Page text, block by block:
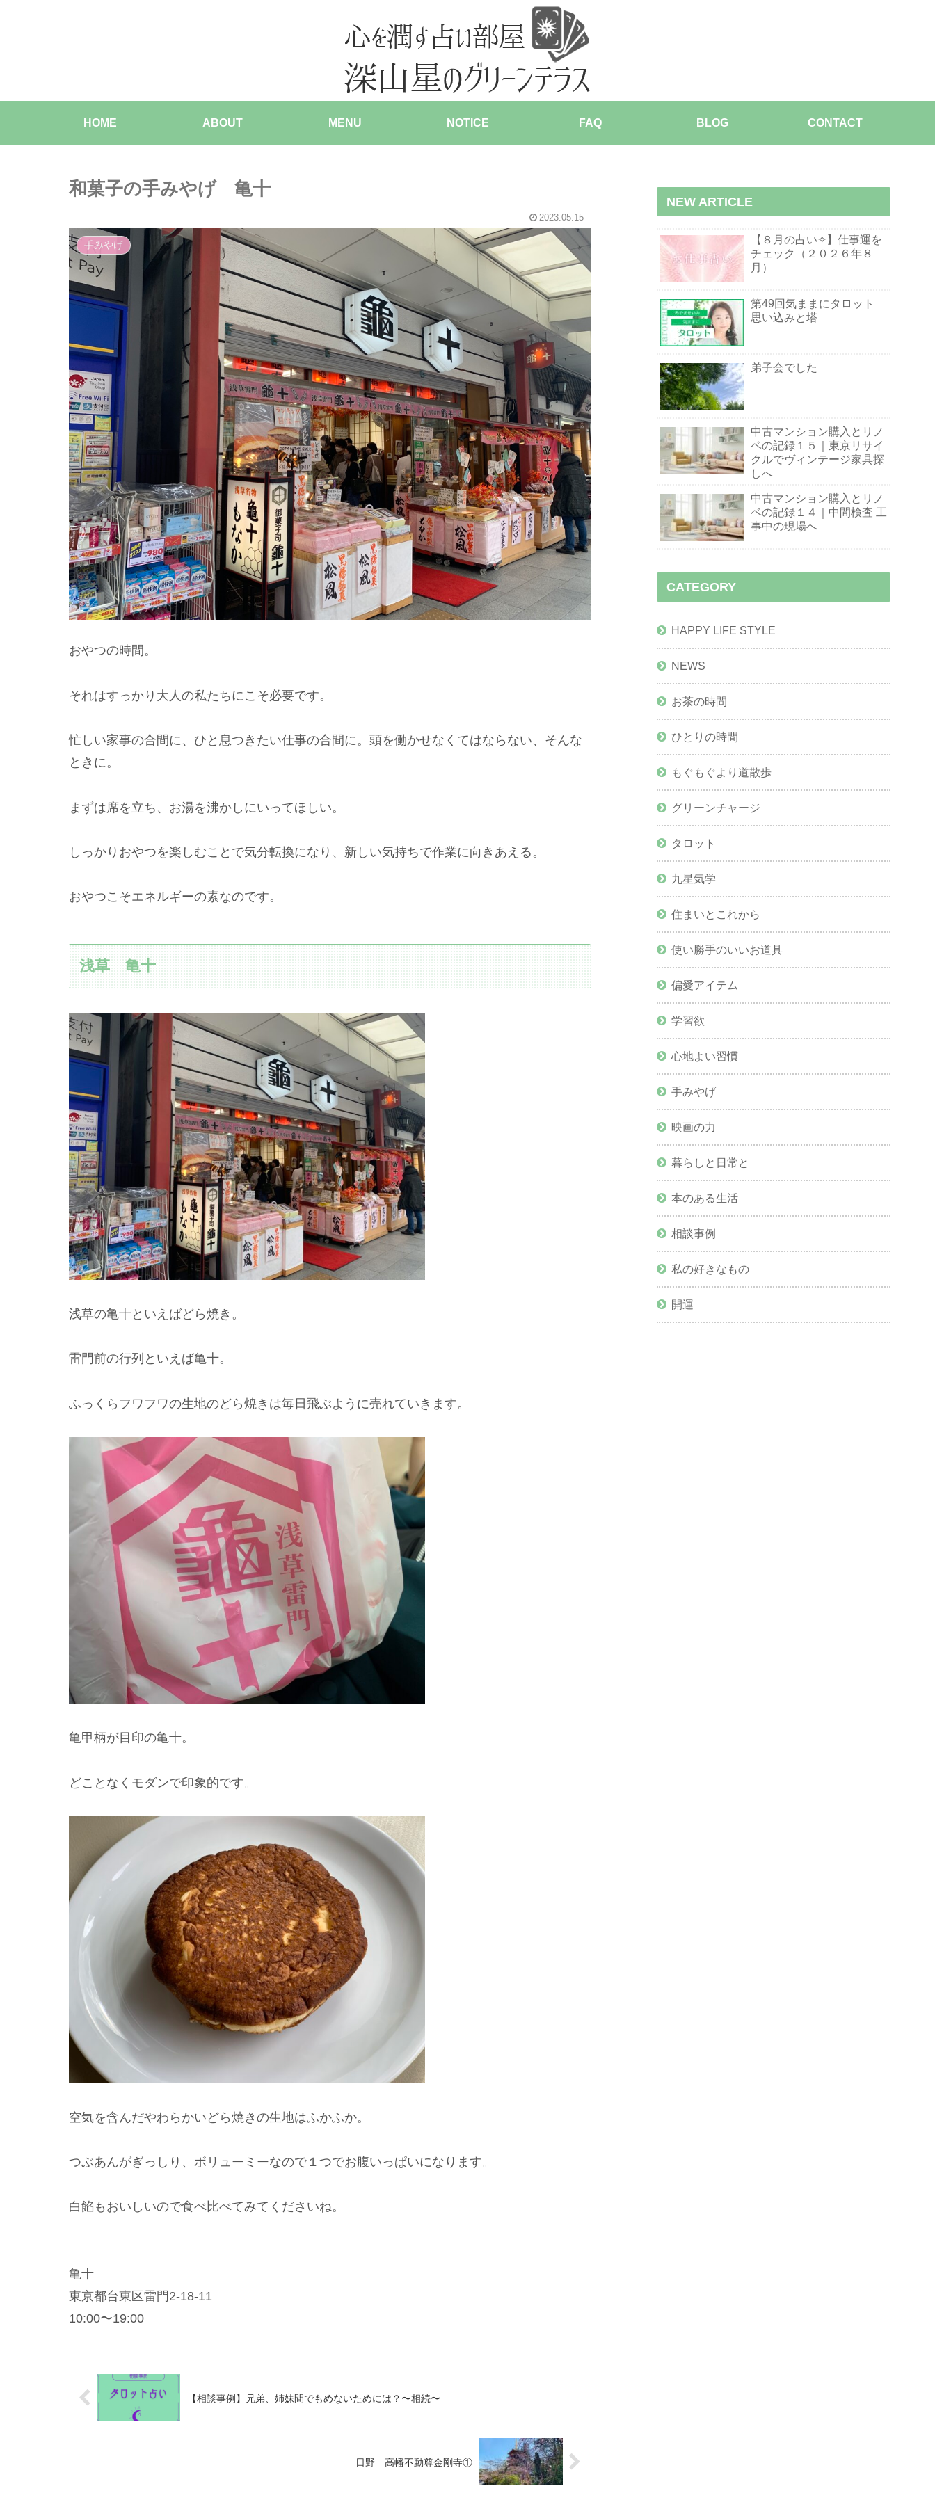
HOME ABOUT MENU NOTICE FAQ BLOG CONTACT
和菓子の手みやげ 亀十
2023.05.15
手みやげ
おやつの時間。
それはすっかり大人の私たちにこそ必要です。
忙しい家事の合間に、ひと息つきたい仕事の合間に。頭を働かせなくてはならない、そんな
ときに。
まずは席を立ち、お湯を沸かしにいってほしい。
しっかりおやつを楽しむことで気分転換になり、新しい気持ちで作業に向きあえる。
おやつこそエネルギーの素なのです。
浅草 亀十
浅草の亀十といえばどら焼き。
雷門前の行列といえば亀十。
ふっくらフワフワの生地のどら焼きは毎日飛ぶように売れていきます。
亀甲柄が目印の亀十。
どことなくモダンで印象的です。
空気を含んだやわらかいどら焼きの生地はふかふか。
つぶあんがぎっしり、ボリューミーなので１つでお腹いっぱいになります。
白餡もおいしいので食べ比べてみてくださいね。
亀十
東京都台東区雷門2-18-11
10:00〜19:00
【相談事例】兄弟、姉妹間でもめないためには？〜相続〜
日野 高幡不動尊金剛寺①
NEW ARTICLE
【８月の占い✧】仕事運を
チェック（２０２６年８
月）
第49回気ままにタロット
思い込みと塔
弟子会でした
中古マンション購入とリノ
ベの記録１５｜東京リサイ
クルでヴィンテージ家具探
しへ
中古マンション購入とリノ
ベの記録１４｜中間検査 工
事中の現場へ
CATEGORY
HAPPY LIFE STYLE
NEWS
お茶の時間
ひとりの時間
もぐもぐより道散歩
グリーンチャージ
タロット
九星気学
住まいとこれから
使い勝手のいいお道具
偏愛アイテム
学習欲
心地よい習慣
手みやげ
映画の力
暮らしと日常と
本のある生活
相談事例
私の好きなもの
開運